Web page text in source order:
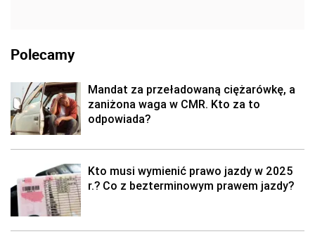
Polecamy
Mandat za przeładowaną ciężarówkę, a
zaniżona waga w CMR. Kto za to
odpowiada?
Kto musi wymienić prawo jazdy w 2025
r.? Co z bezterminowym prawem jazdy?